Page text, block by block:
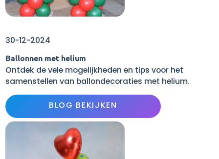
30-12-2024
Ballonnen met helium
Ontdek de vele mogelijkheden en tips voor het
samenstellen van ballondecoraties met helium.
BLOG BEKIJKEN